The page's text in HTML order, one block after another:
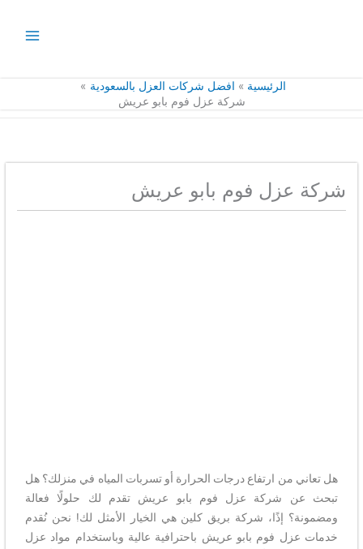
الرئيسية
افضل شركات العزل بالسعودية
شركة عزل فوم بابو عريش
شركة عزل فوم بابو عريش
هل تعاني من ارتفاع درجات الحرارة أو تسربات المياه في منزلك؟ هل
تبحث عن شركة عزل فوم بابو عريش تقدم لك حلولًا فعالة
ومضمونة؟ إذًا، شركة بريق كلين هي الخيار الأمثل لك! نحن نُقدم
خدمات عزل فوم بابو عريش باحترافية عالية وباستخدام مواد عزل